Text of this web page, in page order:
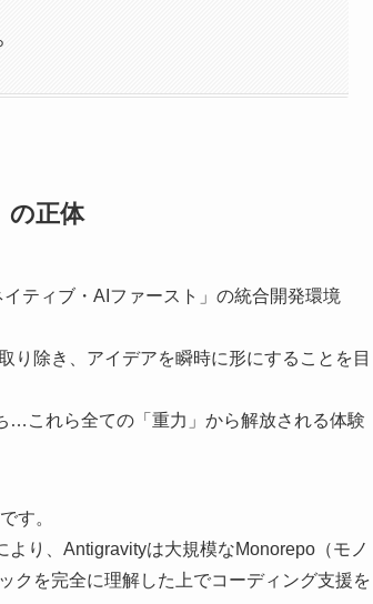
の正体
ティブ・AIファースト」の統合開発環境
り除き、アイデアを瞬時に形にすることを目
…これら全ての「重力」から解放される体験
す。
り、Antigravityは大規模なMonorepo（モノ
クを完全に理解した上でコーディング支援を